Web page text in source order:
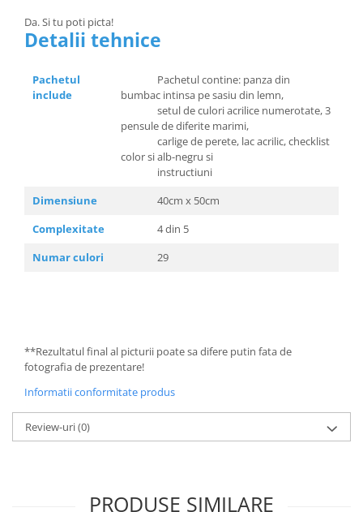
Da. Si tu poti picta!
Detalii tehnice
Pachetul
include
Pachetul contine: panza din
bumbac intinsa pe sasiu din lemn,
setul de culori acrilice numerotate, 3
pensule de diferite marimi,
carlige de perete, lac acrilic, checklist
color si alb-negru si
instructiuni
Dimensiune
40cm x 50cm
Complexitate
4 din 5
Numar culori
29
**Rezultatul final al picturii poate sa difere putin fata de
fotografia de prezentare!
Informatii conformitate produs
Review-uri(0)
PRODUSE SIMILARE